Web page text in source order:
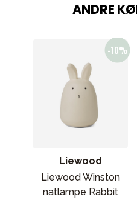
ANDRE
Liewood
Liewood Winston
natlampe Rabbit